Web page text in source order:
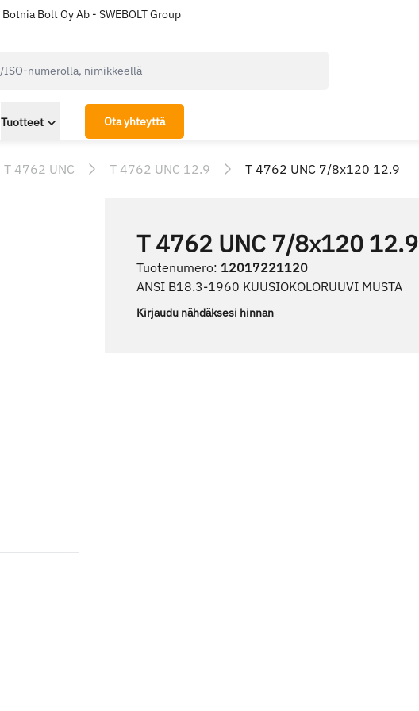
Botnia Bolt Oy Ab - SWEBOLT Group
Tuotteet Ota yhteyttä
T 4762 UNC T 4762 UNC 12.9 T 4762 UNC 7/8x120 12.9
T 4762 UNC 7/8x120 12.9
Tuotenumero: 12017221120
ANSI B18.3-1960 KUUSIOKOLORUUVI MUSTA
Kirjaudu nähdäksesi hinnan